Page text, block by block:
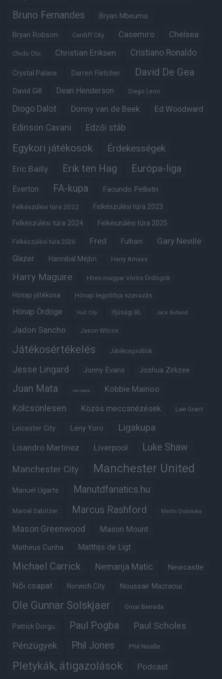
Bruno Fernandes Bryan Mbeumo
Bryan Robson Cardiff City Casemiro Chelsea
Chido Obi Christian Eriksen Cristiano Ronaldo
Crystal Palace Darren Fletcher David De Gea
David Gill Dean Henderson Diego Leon
Diogo Dalot Donny van de Beek Ed Woodward
Edinson Cavani Edzői stáb
Egykori játékosok Érdekességek
Eric Bailly Erik ten Hag Európa-liga
Everton FA-kupa Facundo Pellistri
Felkészülési túra 2022 Felkészülési túra 2023
Felkészülési túra 2024 Felkészülési túra 2025
Felkészülési túra 2026 Fred Fulham Gary Neville
Glazer Hannibal Mejbri Harry Amass
Harry Maguire Híres magyar Vörös Ördögök
Hónap játékosa Hónap legjobbja szavazás
Hónap Ördöge Hull City Ifjúsági BL Jack Butland
Jadon Sancho Jason Wilcox
Játékosértékelés Játékosprofilok
Jesse Lingard Jonny Evans Joshua Zirkzee
Juan Mata Karl Darlow Kobbie Mainoo
Kölcsönlesen Közös meccsnézések Lee Grant
Leicester City Leny Yoro Ligakupa
Lisandro Martinez Liverpool Luke Shaw
Manchester City Manchester United
Manuel Ugarte Manutdfanatics.hu
Marcel Sabitzer Marcus Rashford Martin Dubravka
Mason Greenwood Mason Mount
Matheus Cunha Matthijs de Ligt
Michael Carrick Nemanja Matic Newcastle
Női csapat Norwich City Noussair Mazraoui
Ole Gunnar Solskjaer Omar Berrada
Patrick Dorgu Paul Pogba Paul Scholes
Pénzügyek Phil Jones Phil Neville
Pletykák, átigazolások Podcast